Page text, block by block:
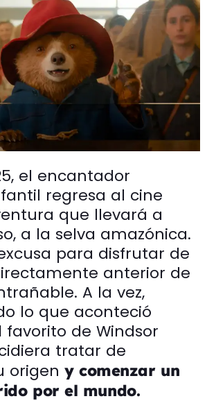
el encantador
regresa al cine
que llevará a
a la selva amazónica.
para disfrutar de
anterior de
A la vez,
lo que aconteció
de Windsor
tratar de
origen y comenzar un
por el mundo.